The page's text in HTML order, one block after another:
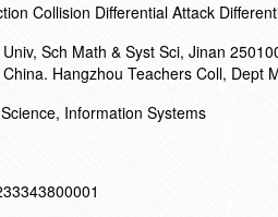
Collision Differential Attack
Sch Math & Syst Sci, Jinan
Hangzhou Teachers Coll, Dept
Information Systems